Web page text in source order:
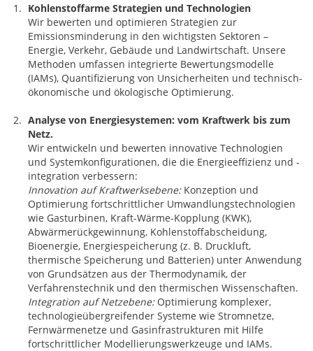
Kohlenstoffarme Strategien und Technologien
Wir bewerten und optimieren Strategien zur
Emissionsminderung in den wichtigsten Sektoren –
Energie, Verkehr, Gebäude und Landwirtschaft. Unsere
Methoden umfassen integrierte Bewertungsmodelle
(IAMs), Quantifizierung von Unsicherheiten und technisch-
ökonomische und ökologische Optimierung.
Analyse von Energiesystemen: vom Kraftwerk bis zum
Netz.
Wir entwickeln und bewerten innovative Technologien
und Systemkonfigurationen, die die Energieeffizienz und -
integration verbessern:
Innovation auf Kraftwerksebene:Konzeption und
Optimierung fortschrittlicher Umwandlungstechnologien
wie Gasturbinen, Kraft-Wärme-Kopplung (KWK),
Abwärmerückgewinnung, Kohlenstoffabscheidung,
Bioenergie, Energiespeicherung (z. B. Druckluft,
thermische Speicherung und Batterien) unter Anwendung
von Grundsätzen aus der Thermodynamik, der
Verfahrenstechnik und den thermischen Wissenschaften.
Integration auf Netzebene:Optimierung komplexer,
technologieübergreifender Systeme wie Stromnetze,
Fernwärmenetze und Gasinfrastrukturen mit Hilfe
fortschrittlicher Modellierungswerkzeuge und IAMs.